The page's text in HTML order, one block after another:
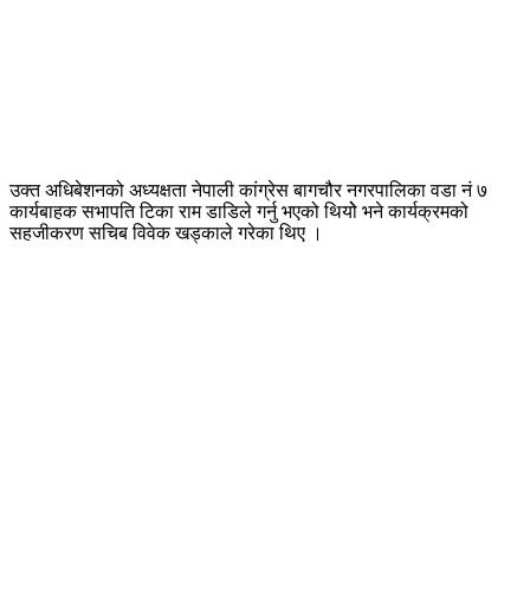
उक्त अधिबेशनको अध्यक्षता नेपाली कांग्रेस बागचौर नगरपालिका वडा नं ७
कार्यबाहक सभापति टिका राम डाडिले गर्नु भएको थियोे भने कार्यक्रमको
सहजीकरण सचिब विवेक खड्काले गरेका थिए ।